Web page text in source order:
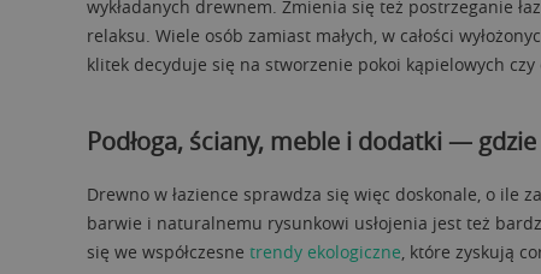
wykładanych drewnem. Zmienia się też postrzeganie
relaksu. Wiele osób zamiast małych, w całości
klitek decyduje się na stworzenie pokoi kąpielowych
Podłoga, ściany, meble i dodatki —
Drewno w łazience sprawdza się więc doskonale, o ile
barwie i naturalnemu rysunkowi usłojenia jest też
się we współczesne trendy ekologiczne, które zyskują